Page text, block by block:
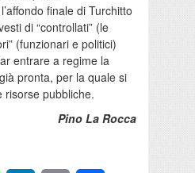
finale di Turchitto
di “controllati” (le
(funzionari e politici)
entrare a regime la
pronta, per la quale si
risorse pubbliche.
Pino La Rocca